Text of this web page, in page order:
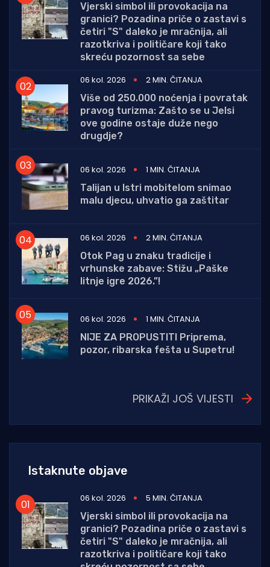
Vjerski simbol ili provokacija na
granici? Pozadina priče o zastavi s
četiri "S" daleko je mračnija, ali
razotkriva i političare koji tako
skreću pozornost sa sebe
06 kol. 2026
2 MIN. ČITANJA
Više od 250.000 noćenja i povratak
pravog turizma: Zašto se u Jelsi
ove godine ostaje duže nego
drugdje?
06 kol. 2026
1 MIN. ČITANJA
Talijan u Istri mobitelom snimao
malu djecu, uhvatio ga zaštitar
06 kol. 2026
2 MIN. ČITANJA
Otok Pag u znaku tradicije i
vrhunske zabave: Stižu „Paške
litnje igre 2026.”!
06 kol. 2026
1 MIN. ČITANJA
NIJE ZA PROPUSTITI Priprema,
pozor, ribarska fešta u Supetru!
PRIKAŽI JOŠ VIJESTI
Istaknute objave
06 kol. 2026
5 MIN. ČITANJA
Vjerski simbol ili provokacija na
granici? Pozadina priče o zastavi s
četiri "S" daleko je mračnija, ali
razotkriva i političare koji tako